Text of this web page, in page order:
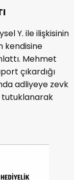
Y. ile ilişkisinin
kendisine
Mehmet
çıkardığı
adliyeye zevk
tutuklanarak